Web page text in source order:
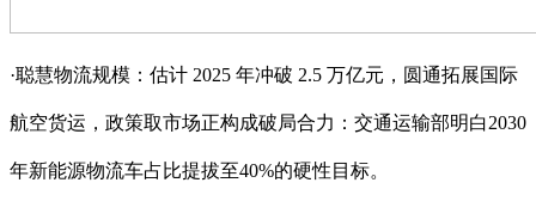
·聪慧物流规模：估计 2025 年冲破 2.5 万亿元，圆通拓展国际
航空货运，政策取市场正构成破局合力：交通运输部明白2030
年新能源物流车占比提拔至40%的硬性目标。